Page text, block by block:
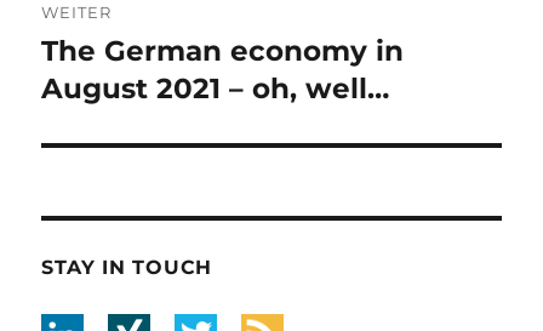
WEITER
Nächster
Beitrag:
The German economy in
August 2021 – oh, well…
STAY IN TOUCH